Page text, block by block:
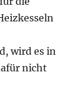
wird es in
nicht